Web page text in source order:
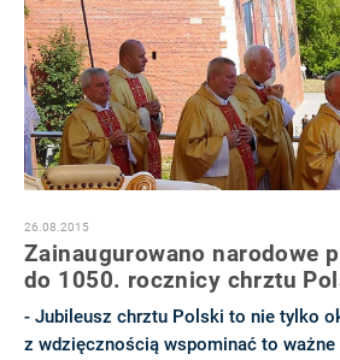
26.08.2015
Zainaugurowano narodowe
do 1050. rocznicy chrztu
- Jubileusz chrztu Polski to nie tylko
z wdzięcznością wspominać to ważne